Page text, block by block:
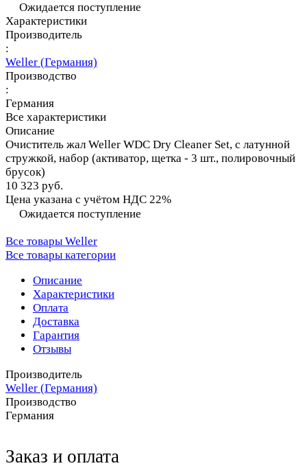
Ожидается поступление
Характеристики
Производитель
:
Weller (Германия)
Производство
:
Германия
Все характеристики
Описание
Очиститель жал Weller WDC Dry Cleaner Set, с латунной
стружкой, набор (активатор, щетка - 3 шт., полировочный
брусок)
10 323 руб.
Цена указана с учётом НДС 22%
Ожидается поступление
Все товары Weller
Все товары категории
Описание
Характеристики
Оплата
Доставка
Гарантия
Отзывы
Производитель
Weller (Германия)
Производство
Германия
Заказ и оплата